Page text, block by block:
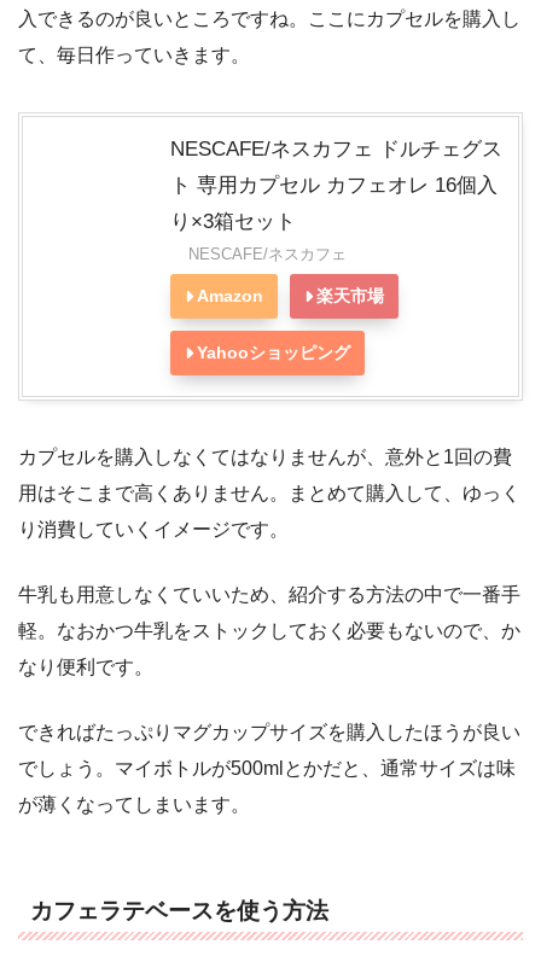
入できるのが良いところですね。ここにカプセルを購入し
て、毎日作っていきます。
NESCAFE/ネスカフェ ドルチェグス
ト 専用カプセル カフェオレ 16個入
り×3箱セット
NESCAFE/ネスカフェ
Amazon 楽天市場
Yahooショッピング
カプセルを購入しなくてはなりませんが、意外と1回の費
用はそこまで高くありません。まとめて購入して、ゆっく
り消費していくイメージです。
牛乳も用意しなくていいため、紹介する方法の中で一番手
軽。なおかつ牛乳をストックしておく必要もないので、か
なり便利です。
できればたっぷりマグカップサイズを購入したほうが良い
でしょう。マイボトルが500mlとかだと、通常サイズは味
が薄くなってしまいます。
カフェラテベースを使う方法